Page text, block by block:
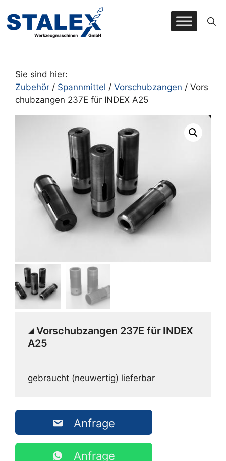
Inhalt
springen
Sie sind hier:
Zubehör / Spannmittel / Vorschubzangen / Vors
chubzangen 237E für INDEX A25
Vorschubzangen 237E für INDEX
A25
gebraucht (neuwertig) lieferbar
Anfrage
Anfrage